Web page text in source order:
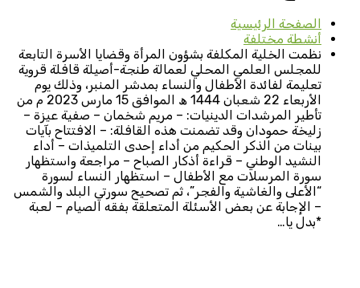
الصفحة الرئيسية
أنشطة مختلفة
نظمت الخلية المكلفة بشؤون المرأة وقضايا الأسرة التابعة
للمجلس العلمي المحلي لعمالة طنجة-أصيلة قافلة قروية
تعليمة لفائدة الأطفال والنساء بمدشر المنبر، وذلك يوم
الأربعاء 22 شعبان 1444 ھ الموافق 15 مارس 2023 م من
تأطير المرشدات الدينيات: – مريم شخمان – صفية عيزة –
زليخة حمودان وقد تضمنت هذه القافلة: – الافتتاح بآيات
بينات من الذكر الحكيم من أداء إحدى التلميذات – أداء
النشيد الوطني – قراءة أذكار الصباح – مراجعة واستظهار
سورة المرسلات مع الأطفال – استظهار النساء لسورة
“الأعلى والغاشية والفجر”، ثم تصحيح سورتي البلد والشمس
– الإجابة عن بعض الأسئلة المتعلقة بفقه الصيام – لعبة
*بدل يا…